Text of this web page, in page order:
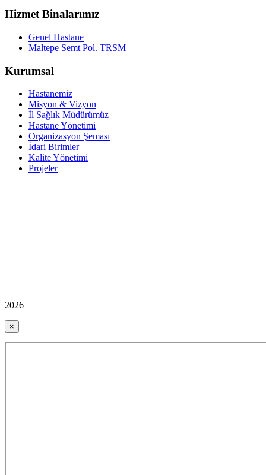
Hizmet Binalarımız
Genel Hastane
Maltepe Semt Pol. TRSM
Kurumsal
Hastanemiz
Misyon & Vizyon
İl Sağlık Müdürümüz
Hastane Yönetimi
Organizasyon Şeması
İdari Birimler
Kalite Yönetimi
Projeler
2026
×